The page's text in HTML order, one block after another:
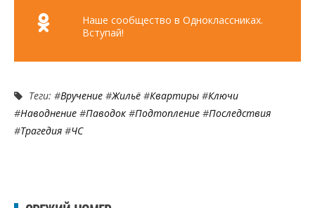
Наше сообщество в Одноклассниках.
Вступай!
Теги: #Вручение #Жильё #Квартиры #Ключи
#Наводнение #Паводок #Подтопление #Последствия
#Трагедия #ЧС